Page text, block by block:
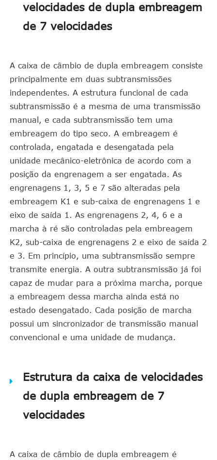
velocidades de dupla embreagem
de 7 velocidades
A caixa de câmbio de dupla embreagem consiste
principalmente em duas subtransmissões
independentes. A estrutura funcional de cada
subtransmissão é a mesma de uma transmissão
manual, e cada subtransmissão tem uma
embreagem do tipo seco. A embreagem é
controlada, engatada e desengatada pela
unidade mecânico-eletrônica de acordo com a
posição da engrenagem a ser engatada. As
engrenagens 1, 3, 5 e 7 são alteradas pela
embreagem K1 e sub-caixa de engrenagens 1 e
eixo de saída 1. As engrenagens 2, 4, 6 e a
marcha à ré são controladas pela embreagem
K2, sub-caixa de engrenagens 2 e eixo de saída 2
e 3. Em princípio, uma subtransmissão sempre
transmite energia. A outra subtransmissão já foi
capaz de mudar para a próxima marcha, porque
a embreagem dessa marcha ainda está no
estado desengatado. Cada posição de marcha
possui um sincronizador de transmissão manual
convencional e uma unidade de mudança.
Estrutura da caixa de velocidades
de dupla embreagem de 7
velocidades
A caixa de câmbio de dupla embreagem é